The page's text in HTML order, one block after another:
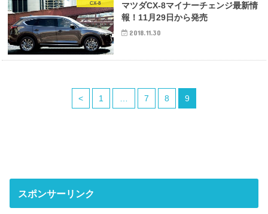
CX-8
マツダCX-8マイナーチェンジ最新情
報！11月29日から発売
2018.11.30
< 1 7 8 9
スポンサーリンク